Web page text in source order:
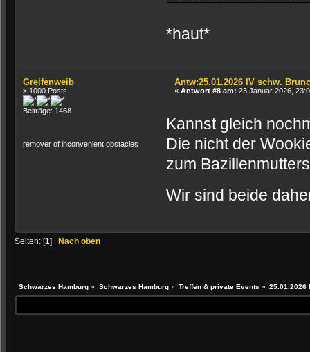
*haut*
Greifenweib
> 1000 Posts
Beiträge: 1468
remover of inconvenient obstacles
Antw:25.01.2026 IV schw.
«Antwort #8 am: 23 Januar 2026,
Kannst gleich
Die nicht der
zum
Wir sind beide
Seiten: [1] Nach oben
Schwarzes Hamburg » Schwarzes Hamburg» Treffen & private Events » 25.01.2026